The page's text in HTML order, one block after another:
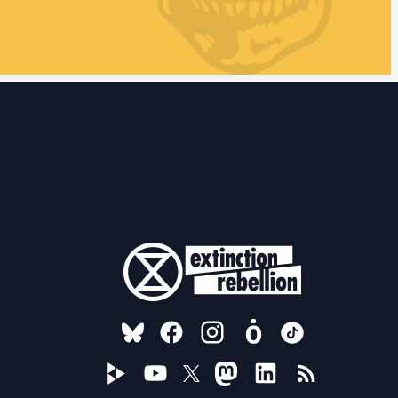
FOLLOW US ON